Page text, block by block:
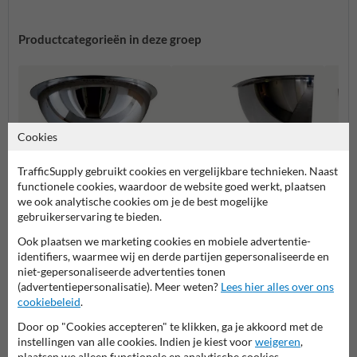
Productcategorieën in deze groep
Bolspiegels 360 graden Bolspiegels 90 graden
Bolspiegels
Cookies
TrafficSupply gebruikt cookies en vergelijkbare technieken. Naast
functionele cookies, waardoor de website goed werkt, plaatsen
we ook analytische cookies om je de best mogelijke
gebruikerservaring te bieden.
Ook plaatsen we marketing cookies en mobiele advertentie-
identifiers, waarmee wij en derde partijen gepersonaliseerde en
niet-gepersonaliseerde advertenties tonen
(advertentiepersonalisatie). Meer weten? Lees hier alles over ons
cookiebeleid.
Door op "Cookies accepteren" te klikken, ga je akkoord met de
instellingen van alle cookies. Indien je kiest voorweigeren,